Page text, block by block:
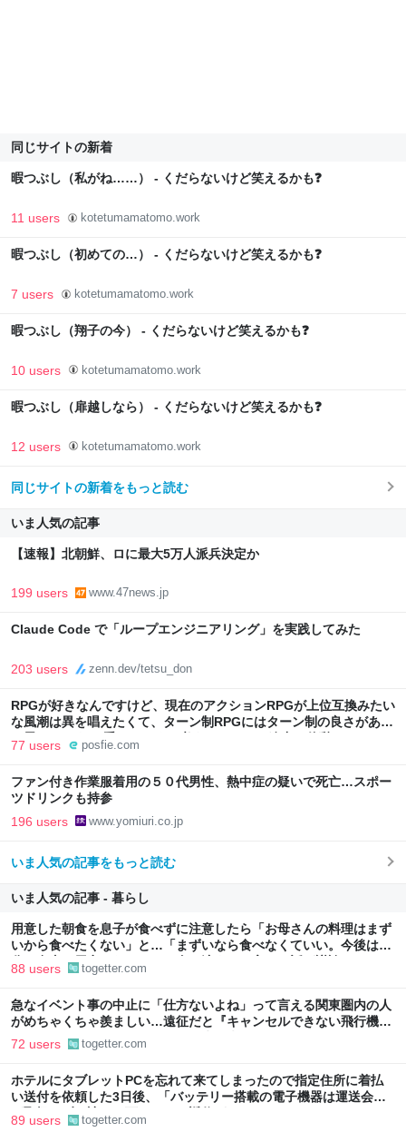
同じサイトの新着
暇つぶし（私がね……） - くだらないけど笑えるかも❓
11 users kotetumamatomo.work
暇つぶし（初めての…） - くだらないけど笑えるかも❓
7 users kotetumamatomo.work
暇つぶし（翔子の今） - くだらないけど笑えるかも❓
10 users kotetumamatomo.work
暇つぶし（扉越しなら） - くだらないけど笑えるかも❓
12 users kotetumamatomo.work
同じサイトの新着をもっと読む
いま人気の記事
【速報】北朝鮮、ロに最大5万人派兵決定か
199 users www.47news.jp
Claude Code で「ループエンジニアリング」を実践してみた
203 users zenn.dev/tetsu_don
RPGが好きなんですけど、現在のアクションRPGが上位互換みたい
な風潮は異を唱えたくて、ターン制RPGにはターン制の良さがある
と思ってます 一手をじっくり考えられたり、途中で休憩したりでき
るのがターン制の良さじゃないですか もっとターン制を煮詰めて欲
しい→「既出だと思うがここはオクトパストラベラーを推したい
(´・ω・｀)」
77 users posfie.com
ファン付き作業服着用の５０代男性、熱中症の疑いで死亡…スポー
ツドリンクも持参
196 users www.yomiuri.co.jp
いま人気の記事をもっと読む
いま人気の記事 - 暮らし
用意した朝食を息子が食べずに注意したら「お母さんの料理はまず
いから食べたくない」と…「まずいなら食べなくていい。今後は自
分で食事を用意しなさい。お金は渡す」と言った話が議論に
88 users togetter.com
急なイベント事の中止に「仕方ないよね」って言える関東圏内の人
がめちゃくちゃ羨ましい…遠征だと『キャンセルできない飛行機代
とホテル代』の怒りがどうしても先に来る
72 users togetter.com
ホテルにタブレットPCを忘れて来てしまったので指定住所に着払
い送付を依頼した3日後、「バッテリー搭載の電子機器は運送会社
が取扱わず、諦めて下さい」と返信がきた
89 users togetter.com